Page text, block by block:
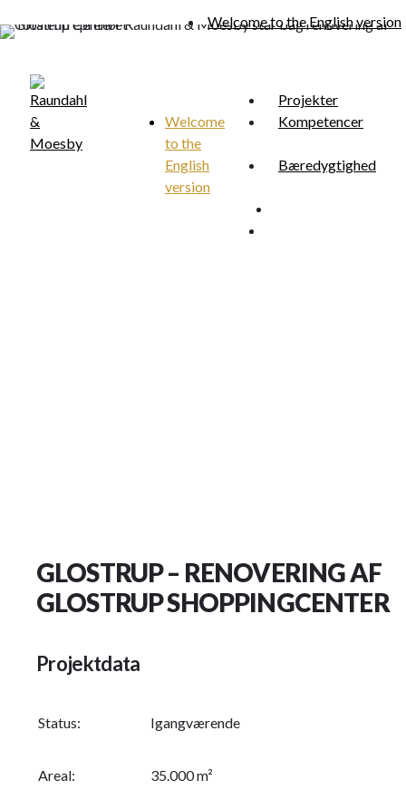
to
content
Welcome
to the
English
version
Projekter
Kompetencer
Bæredygtighed
Welcome to the English version
GLOSTRUP – RENOVERING AF
GLOSTRUP SHOPPINGCENTER
Projektdata
Status: Igangværende
Areal: 35.000 m²